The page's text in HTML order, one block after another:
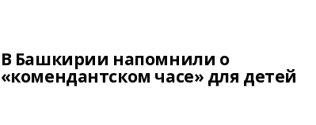
В Башкирии напомнили о
«комендантском часе» для детей